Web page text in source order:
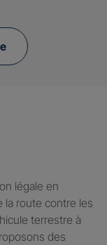
légale en
la route contre les
terrestre à
des